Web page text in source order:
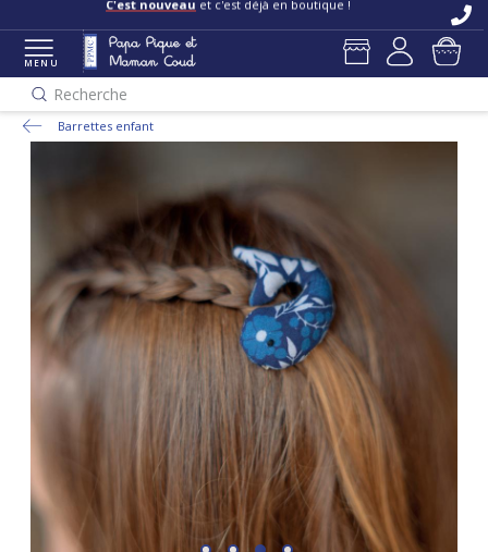
C'est nouveau et c'est déjà en boutique !
MENU
Recherche
Barrettes enfant